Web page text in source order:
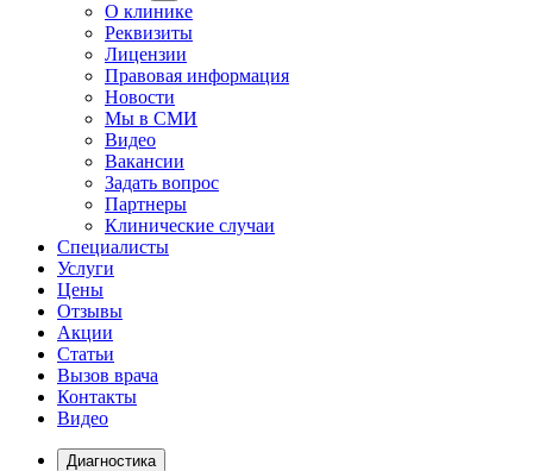
О клинике
Реквизиты
Лицензии
Правовая информация
Новости
Мы в СМИ
Видео
Вакансии
Задать вопрос
Партнеры
Клинические случаи
Специалисты
Услуги
Цены
Отзывы
Акции
Статьи
Вызов врача
Контакты
Видео
Диагностика